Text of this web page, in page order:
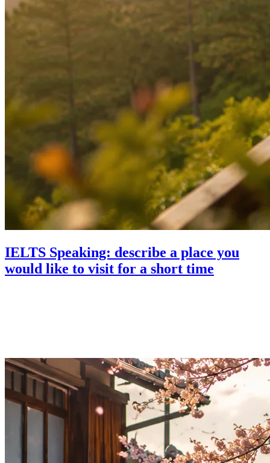
IELTS Speaking: describe a place you
would like to visit for a short time